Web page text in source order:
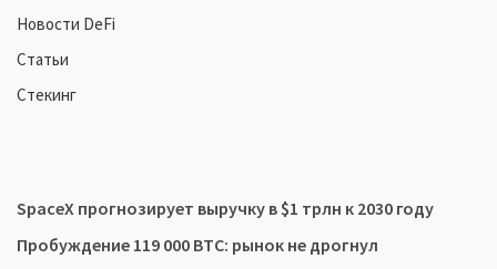
Новости DeFi
Статьи
Стекинг
SpaceX прогнозирует выручку в $1 трлн к 2030 году
Пробуждение 119 000 BTC: рынок не дрогнул